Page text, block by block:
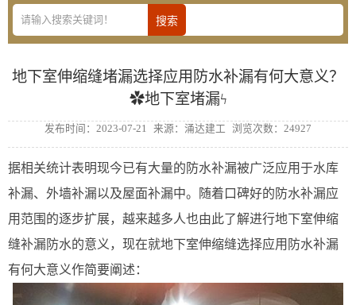
地下室伸缩缝堵漏选择应用防水补漏有何大意义？
✿地下室堵漏ϟ
发布时间：2023-07-21 来源：涌达建工 浏览次数：24927
据相关统计表明现今已有大量的防水补漏被广泛应用于水库
补漏、外墙补漏以及屋面补漏中。随着口碑好的防水补漏应
用范围的逐步扩展，越来越多人也由此了解进行地下室伸缩
缝补漏防水的意义，现在就地下室伸缩缝选择应用防水补漏
有何大意义作简要阐述：